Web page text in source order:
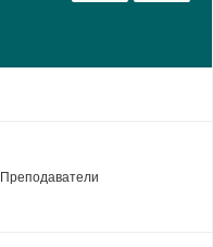
Преподаватели